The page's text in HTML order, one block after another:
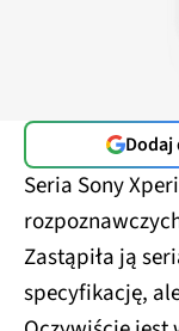
Dodaj
Seria Sony
Zastąpiła ją
specyfikację,